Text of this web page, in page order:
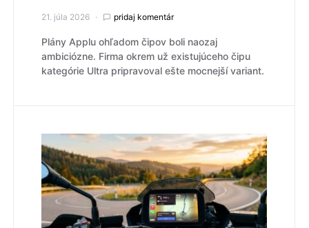
21. júla 2026 pridaj komentár
Plány Applu ohľadom čipov boli naozaj
ambiciózne. Firma okrem už existujúceho čipu
kategórie Ultra pripravoval ešte mocnejší variant.